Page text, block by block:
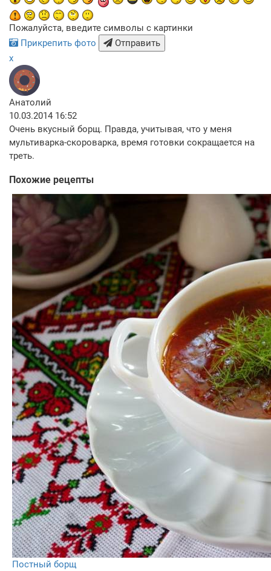
Пожалуйста, введите символы с картинки
Прикрепить фото
Отправить
x
Анатолий
10.03.2014 16:52
Очень вкусный борщ. Правда, учитывая, что у меня
мультиварка-скороварка, время готовки сокращается на
треть.
Похожие рецепты
Постный борщ